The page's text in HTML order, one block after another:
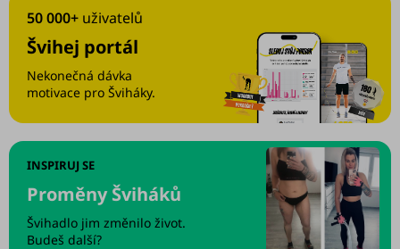
50 000+ uživatelů
Švihej portál
Nekonečná dávka
motivace pro Šviháky.
INSPIRUJ SE
Proměny Šviháků
Švihadlo jim změnilo život.
Budeš další?